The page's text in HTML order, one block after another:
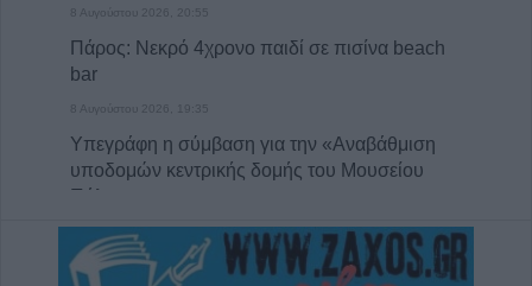
8 Αυγούστου 2026, 20:55
Πάρος: Νεκρό 4χρονο παιδί σε πισίνα beach
bar
8 Αυγούστου 2026, 19:35
Υπεγράφη η σύμβαση για την «Αναβάθμιση
υποδομών κεντρικής δομής του Μουσείου
Πόλης»
8 Αυγούστου 2026, 19:33
Την Κυριακή 9 Αυγούστου η κηδεία του